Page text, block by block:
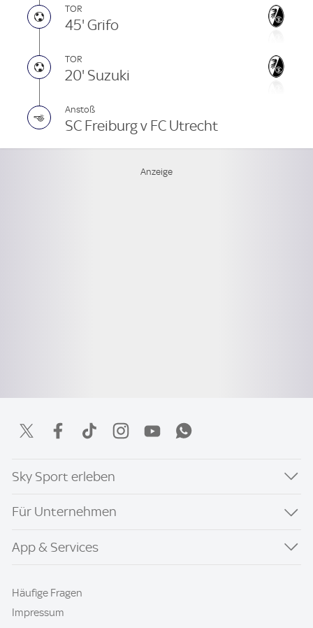
TOR
45' Grifo
TOR
20' Suzuki
Anstoß
SC Freiburg v FC Utrecht
Sky Sport erleben
Für Unternehmen
App & Services
Häufige Fragen
Impressum